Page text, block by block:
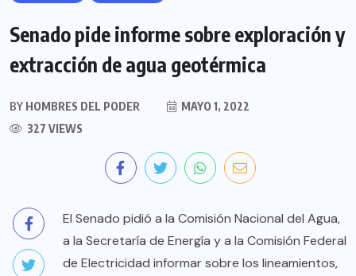
Senado pide informe sobre exploración y
extracción de agua geotérmica
BY HOMBRES DEL PODER
MAYO 1, 2022
327 VIEWS
El Senado pidió a la Comisión Nacional del Agua,
a la Secretaría de Energía y a la Comisión Federal
de Electricidad informar sobre los lineamientos,